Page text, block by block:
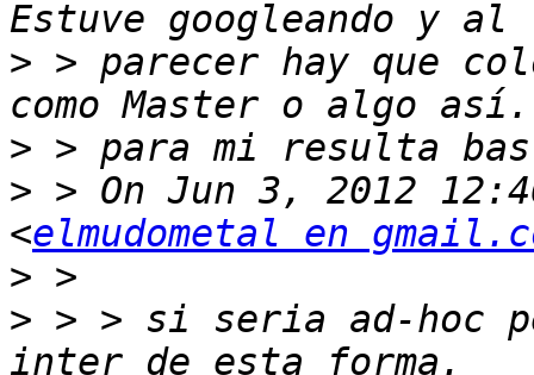
> > parecer hay que
>
> > On Jun 3, 2012
<elmudometal en
>
> > > si seria ad-hoc